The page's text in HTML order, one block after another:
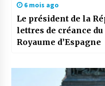
6 mois ago
Le président de la
lettres de créance
Royaume d’Espagne